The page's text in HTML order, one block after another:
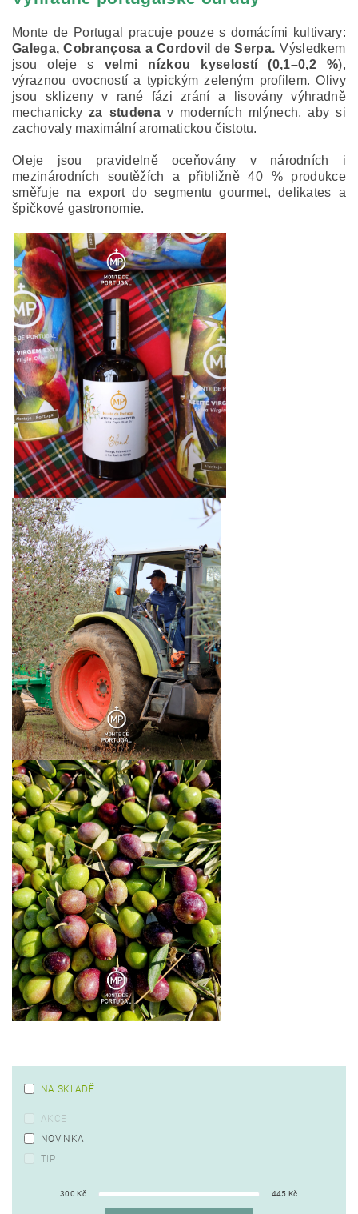
Monte de Portugal pracuje pouze s domácími kultivary:
Galega, Cobrançosa a Cordovil de Serpa.Výsledkem
jsou oleje s velmi nízkou kyselostí (0,1–0,2 %),
výraznou ovocností a typickým zeleným profilem.Olivy
jsou sklizeny v rané fázi zrání a lisovány výhradně
mechanickyza studenav moderních mlýnech, aby si
zachovaly maximální aromatickou čistotu.
Oleje jsou pravidelně oceňovány v národních i
mezinárodních soutěžích a přibližně 40 % produkce
směřuje na export do segmentu gourmet, delikates a
špičkové gastronomie.
NA SKLADĚ
AKCE
NOVINKA
TIP
300 Kč 445 Kč